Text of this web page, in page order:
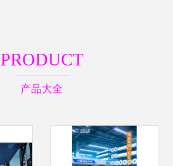
PRODUCT
产品大全